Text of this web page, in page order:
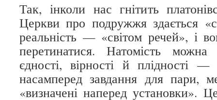
Так, інколи нас гнітить
Церкви про подружжя здається
реальність — «світом речей», і
перетинатися. Натомість
єдності, вірності й плідності
насамперед завдання для пари,
«визначені наперед установки».